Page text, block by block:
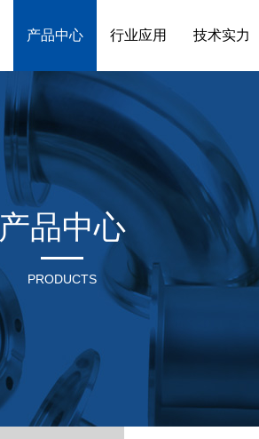
产品中心 行业应用 技术实力
产品中心
PRODUCTS